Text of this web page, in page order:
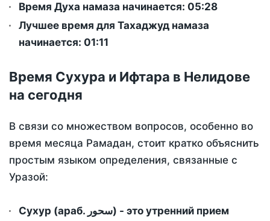
Время Духа намаза начинается: 05:28
Лучшее время для Тахаджуд намаза
начинается: 01:11
Время Сухура и Ифтара в Нелидове
на сегодня
В связи со множеством вопросов, особенно во
время месяца Рамадан, стоит кратко объяснить
простым языком определения, связанные с
Уразой:
Сухур (араб. سحور) - это утренний прием